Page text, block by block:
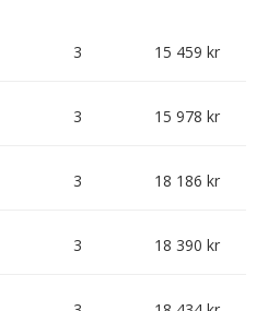
3 15 459 kr
3 15 978 kr
3 18 186 kr
3 18 390 kr